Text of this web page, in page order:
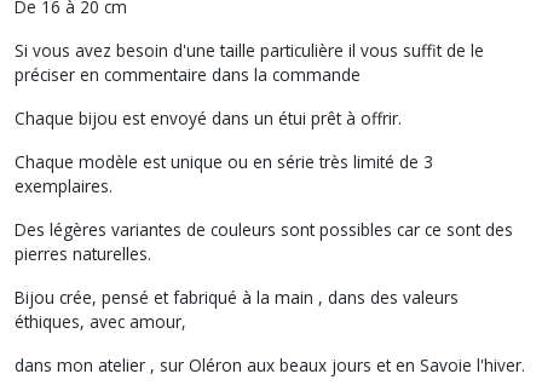
De 16 à 20 cm
Si vous avez besoin d'une taille particulière il vous suffit de le
préciser en commentaire dans la commande
Chaque bijou est envoyé dans un étui prêt à offrir.
Chaque modèle est unique ou en série très limité de 3
exemplaires.
Des légères variantes de couleurs sont possibles car ce sont des
pierres naturelles.
Bijou crée, pensé et fabriqué à la main , dans des valeurs
éthiques, avec amour,
dans mon atelier , sur Oléron aux beaux jours et en Savoie l'hiver.